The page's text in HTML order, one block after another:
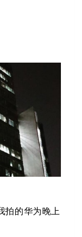
拍的华为晚上